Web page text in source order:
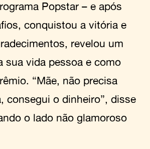
Popstar – e após
conquistou a vitória e
revelou um
sua vida pessoa e como
“Mãe, não precisa
consegui o dinheiro”, disse
o lado não glamoroso